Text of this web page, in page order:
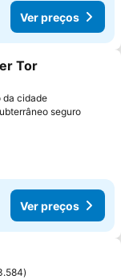
Ver preços
favoritos
Tor
da cidade
seguroVer
Ver preços
favoritos